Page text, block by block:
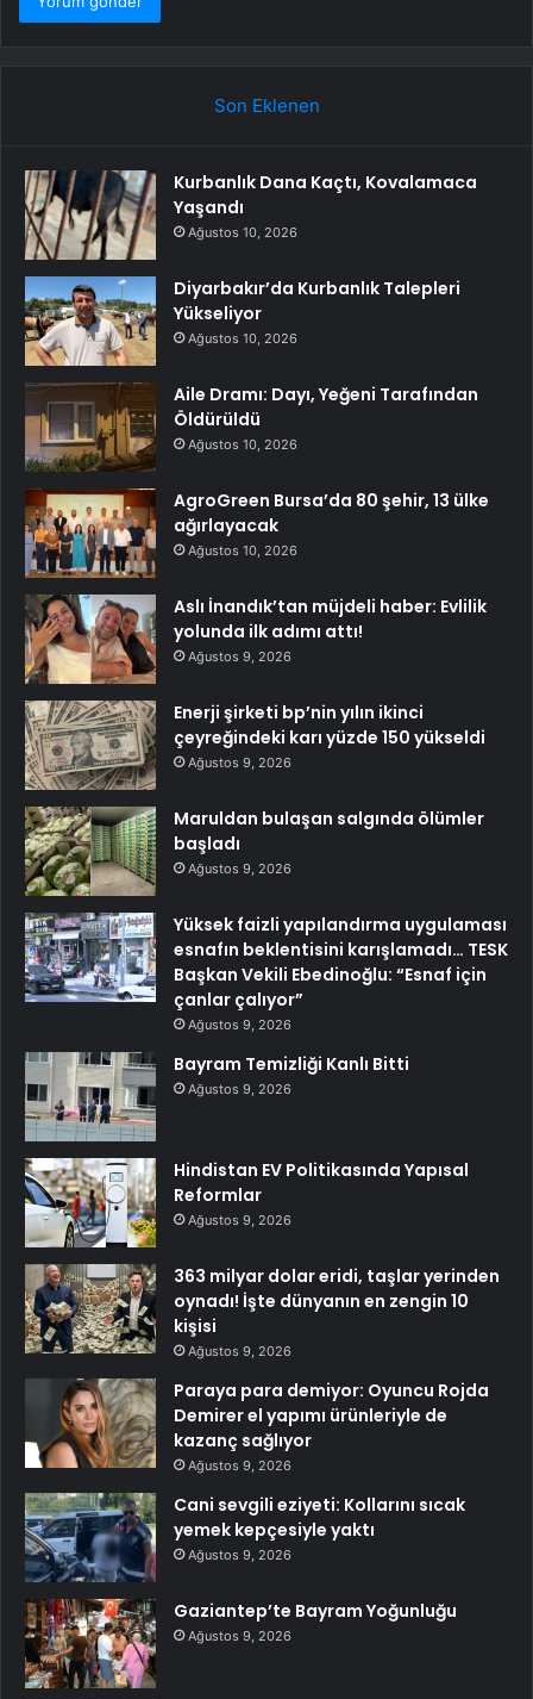
Son Eklenen
Kurbanlık Dana Kaçtı, Kovalamaca
Yaşandı
Ağustos 10, 2026
Diyarbakır’da Kurbanlık Talepleri
Yükseliyor
Ağustos 10, 2026
Aile Dramı: Dayı, Yeğeni Tarafından
Öldürüldü
Ağustos 10, 2026
AgroGreen Bursa’da 80 şehir, 13 ülke
ağırlayacak
Ağustos 10, 2026
Aslı İnandık’tan müjdeli haber: Evlilik
yolunda ilk adımı attı!
Ağustos 9, 2026
Enerji şirketi bp’nin yılın ikinci
çeyreğindeki karı yüzde 150 yükseldi
Ağustos 9, 2026
Maruldan bulaşan salgında ölümler
başladı
Ağustos 9, 2026
Yüksek faizli yapılandırma uygulaması
esnafın beklentisini karışlamadı… TESK
Başkan Vekili Ebedinoğlu: “Esnaf için
çanlar çalıyor”
Ağustos 9, 2026
Bayram Temizliği Kanlı Bitti
Ağustos 9, 2026
Hindistan EV Politikasında Yapısal
Reformlar
Ağustos 9, 2026
363 milyar dolar eridi, taşlar yerinden
oynadı! İşte dünyanın en zengin 10
kişisi
Ağustos 9, 2026
Paraya para demiyor: Oyuncu Rojda
Demirer el yapımı ürünleriyle de
kazanç sağlıyor
Ağustos 9, 2026
Cani sevgili eziyeti: Kollarını sıcak
yemek kepçesiyle yaktı
Ağustos 9, 2026
Gaziantep’te Bayram Yoğunluğu
Ağustos 9, 2026